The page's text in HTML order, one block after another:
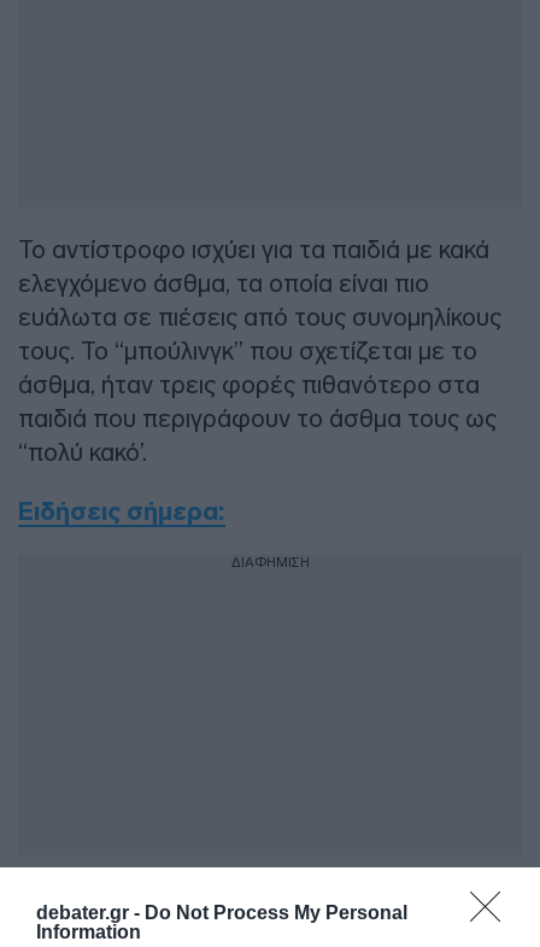
debater.gr - Do Not Process My Personal
Information
Το αντίστροφο ισχύει για τα παιδιά με κακά
ελεγχόμενο άσθμα, τα οποία είναι πιο
ευάλωτα σε πιέσεις από τους συνομηλίκους
τους. Το “μπούλινγκ” που σχετίζεται με το
άσθμα, ήταν τρεις φορές πιθανότερο στα
παιδιά που περιγράφουν το άσθμα τους ως
“πολύ κακό’.
Ειδήσεις σήμερα:
ΔΙΑΦΗΜΙΣΗ
Όλη η τροπολογία για τον υποχρεωτικό
εμβολιασμό για τους άνω των 60 – Πότε